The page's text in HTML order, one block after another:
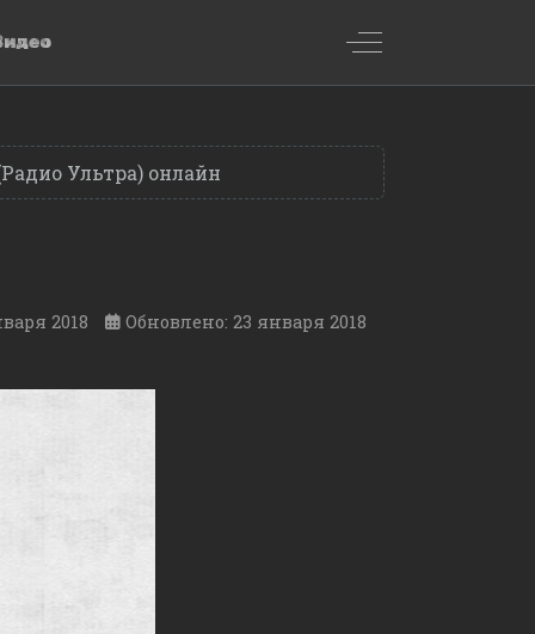
Off-Canvas
Ультра) онлайн
2018
Обновлено: 23 января 2018